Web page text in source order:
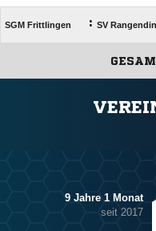
SGM Frittlingen : SV
9 Jahre 1 Monat
seit 2017